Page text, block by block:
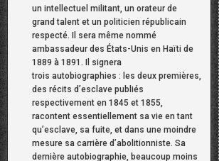
un intellectuel militant, un orateur de
grand talent et un politicien républicain
respecté. Il sera même nommé
ambassadeur des États-Unis en Haïti de
1889 à 1891. Il signera
trois autobiographies : les deux premières,
des récits d’esclave publiés
respectivement en 1845 et 1855,
racontent essentiellement sa vie en tant
qu’esclave, sa fuite, et dans une moindre
mesure sa carrière d’abolitionniste. Sa
dernière autobiographie, beaucoup moins